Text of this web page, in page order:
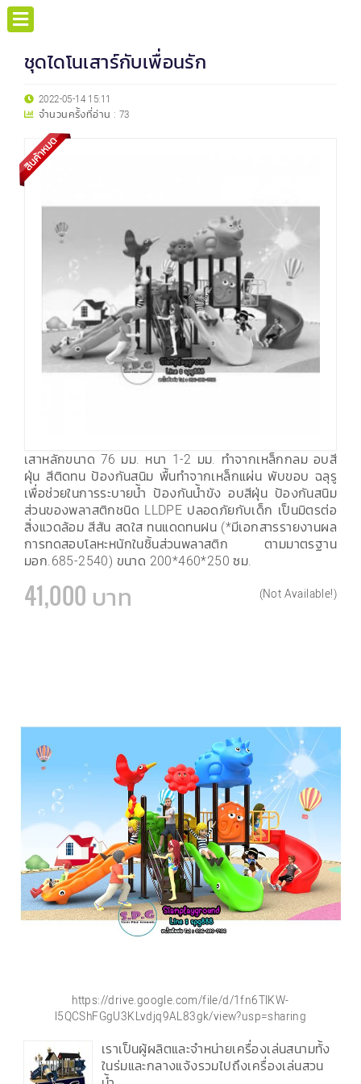
ชุดไดโนเสาร์กับเพื่อนรัก
2022-05-14 15:11
จำนวนครั้งที่อ่าน : 73
เสาหลักขนาด 76 มม. หนา 1-2 มม. ทำจากเหล็กกลม อบสี
ฝุ่น สีติดทน ป้องกันสนิม พื้นทำจากเหล็กแผ่น พับขอบ ฉลุรู
เพื่อช่วยในการระบายน้ำ ป้องกันน้ำขัง อบสีฝุ่น ป้องกันสนิม
ส่วนของพลาสติกชนิด LLDPE ปลอดภัยกับเด็ก เป็นมิตรต่อ
สิ่งแวดล้อม สีสัน สดใส ทนแดดทนฝน (*มีเอกสารรายงานผล
การทดสอบโลหะหนักในชิ้นส่วนพลาสติก ตามมาตรฐาน
มอก.685-2540) ขนาด 200*460*250 ซม.
41,000 บาท (Not Available!)
https://drive.google.com/file/d/1fn6TlKW-
l5QCShFGgU3KLvdjq9AL83gk/view?usp=sharing
เราเป็นผู้ผลิตและจำหน่ายเครื่องเล่นสนามทั้ง
ในร่มและกลางแจ้งรวมไปถึงเครื่องเล่นสวน